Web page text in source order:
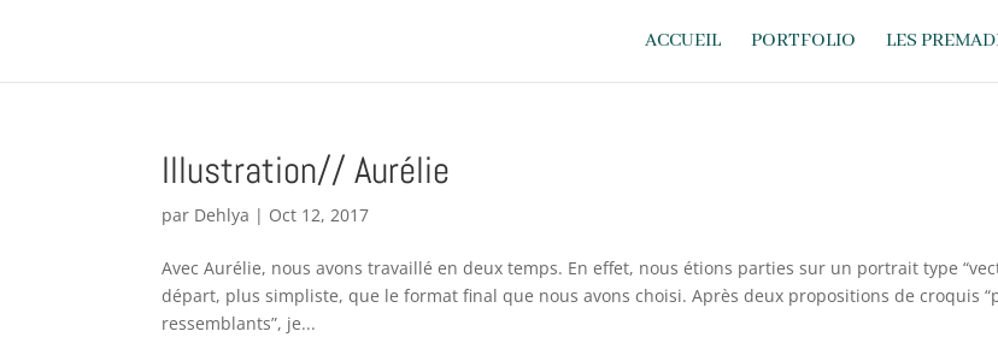
ACCUEIL PORTFOLIO LES
Illustration// Aurélie
par Dehlya | Oct 12, 2017
Avec Aurélie, nous avons travaillé en deux temps. En effet, nous étions parties sur un portrait type
départ, plus simpliste, que le format final que nous avons choisi. Après deux propositions de croquis
ressemblants”, je...